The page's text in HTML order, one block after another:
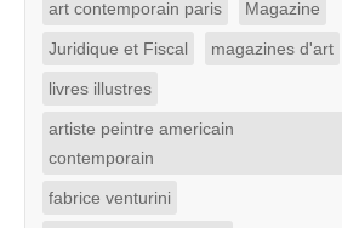
art contemporain paris Magazine
Juridique et Fiscal magazines d'art
livres illustres
artiste peintre americain
contemporain
fabrice venturini